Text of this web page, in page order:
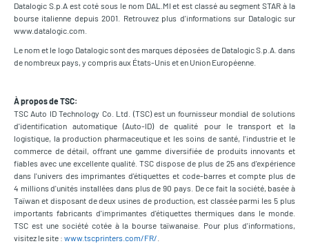
Datalogic S.p.A est coté sous le nom DAL.MI et est classé au segment STAR à la
bourse italienne depuis 2001. Retrouvez plus d'informations sur Datalogic sur
www.datalogic.com.
Le nom et le logo Datalogic sont des marques déposées de Datalogic S.p.A. dans
de nombreux pays, y compris aux États-Unis et en Union Européenne.
À propos de TSC:
TSC Auto ID Technology Co. Ltd. (TSC) est un fournisseur mondial de solutions
d'identification automatique (Auto-ID) de qualité pour le transport et la
logistique, la production pharmaceutique et les soins de santé, l'industrie et le
commerce de détail, offrant une gamme diversifiée de produits innovants et
fiables avec une excellente qualité. TSC dispose de plus de 25 ans d'expérience
dans l'univers des imprimantes d'étiquettes et code-barres et compte plus de
4 millions d'unités installées dans plus de 90 pays. De ce fait la société, basée à
Taïwan et disposant de deux usines de production, est classée parmi les 5 plus
importants fabricants d'imprimantes d'étiquettes thermiques dans le monde.
TSC est une société cotée à la bourse taïwanaise. Pour plus d'informations,
visitez le site : www.tscprinters.com/FR/